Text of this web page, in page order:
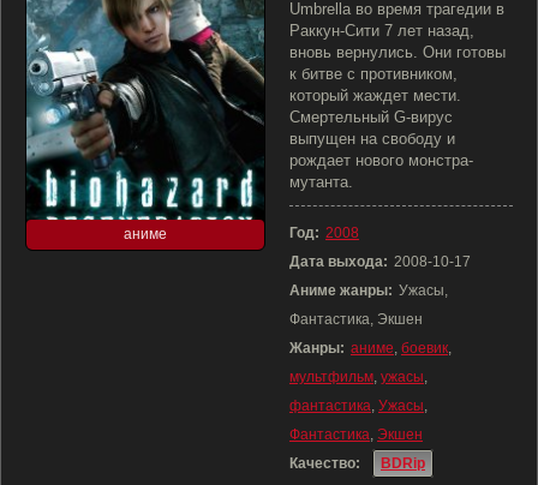
аниме
Umbrella во время трагедии в
Раккун-Сити 7 лет назад,
вновь вернулись. Они готовы
к битве с противником,
который жаждет мести.
Смертельный G-вирус
выпущен на свободу и
рождает нового монстра-
мутанта.
Год: 2008
Дата выхода: 2008-10-17
Аниме жанры: Ужасы,
Фантастика, Экшен
Жанры: аниме, боевик,
мультфильм, ужасы,
фантастика, Ужасы,
Фантастика, Экшен
Качество:
BDRip